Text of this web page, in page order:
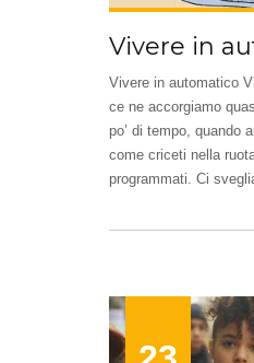
Vivere in
Vivere in automatico
ce ne accorgiamo
po’ di tempo, quando
come criceti nella
programmati. Ci